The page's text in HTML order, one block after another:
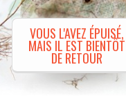
VOUS L'AVEZ ÉPUISÉ,
MAIS IL EST BIENTÔT
DE RETOUR